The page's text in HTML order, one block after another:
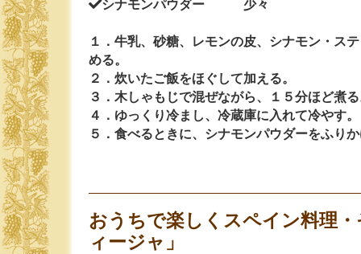
シナモンパウダー 少々
１．牛乳、砂糖、レモンの皮、シナモン・ス
める。
２．炊いたご飯をほぐして加える。
３．木しゃもじで混ぜながら、１５分ほど煮
４．ゆっくり冷まし、冷蔵庫に入れて冷やす。
５．食べるときに、シナモンパウダーをふり
おうちで楽しくスペイン料理
ィージャ」